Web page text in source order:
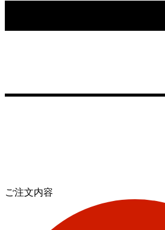
ご注文内容